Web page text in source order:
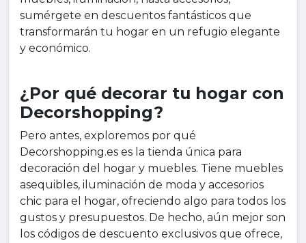
sumérgete en descuentos fantásticos que
transformarán tu hogar en un refugio elegante
y económico.
¿Por qué decorar tu hogar con
Decorshopping?
Pero antes, exploremos por qué
Decorshopping.es es la tienda única para
decoración del hogar y muebles. Tiene muebles
asequibles, iluminación de moda y accesorios
chic para el hogar, ofreciendo algo para todos los
gustos y presupuestos. De hecho, aún mejor son
los códigos de descuento exclusivos que ofrece,